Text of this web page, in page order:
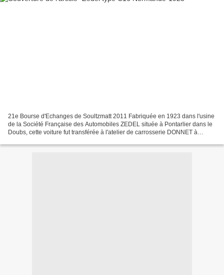
21e Bourse d'Echanges de Soultzmatt 2011 Fabriquée en 1923 dans l'usine
de la Société Française des Automobiles ZEDEL située à Pontarlier dans le
Doubs, cette voiture fut transférée à l'atelier de carrosserie DONNET à